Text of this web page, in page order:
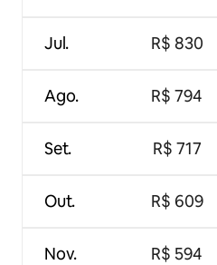
Jul.
Ago.
Set.
Out.
Nov.
R$ 830
R$ 794
R$ 717
R$ 609
R$ 594